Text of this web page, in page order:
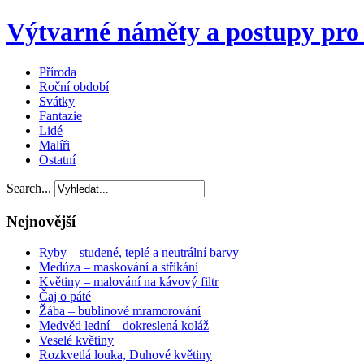
Výtvarné náměty a postupy
Příroda
Roční období
Svátky
Fantazie
Lidé
Malíři
Ostatní
Search...
Nejnovější
Ryby – studené, teplé a neutrální barvy
Medúza – maskování a stříkání
Květiny – malování na kávový filtr
Čaj o páté
Žába – bublinové mramorování
Medvěd lední – dokreslená koláž
Veselé květiny
Rozkvetlá louka, Duhové květiny